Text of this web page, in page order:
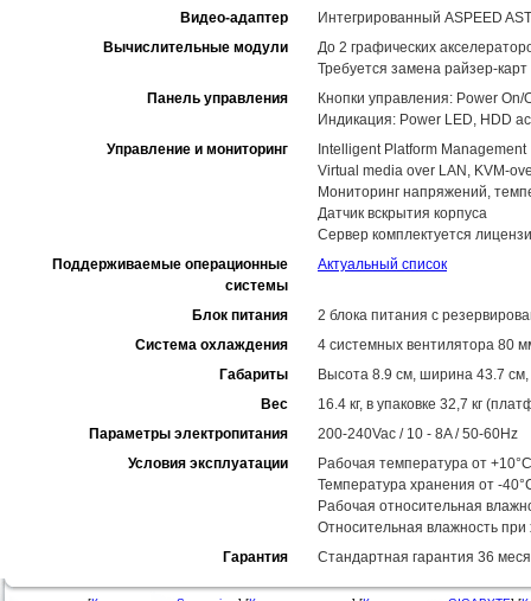
Видео-адаптер
Интегрированный ASPEED
Вычислительные модули
До 2 графических
Требуется замена райзер-
Панель управления
Кнопки управления: Power On/
Индикация: Power LED, HDD
Управление и мониторинг
Intelligent Platform Management
Virtual media over LAN, KVM-
Мониторинг напряжений,
Датчик вскрытия корпуса
Сервер комплектуется
Поддерживаемые операционные
системы
Актуальный список
Блок питания
2 блока питания с
Система охлаждения
4 системных вентилятора 80
Габариты
Высота 8.9 см, ширина 43.7 см,
Вес
16.4 кг, в упаковке 32,7 кг
Параметры электропитания
200-240Vac / 10 - 8A / 50-60Hz
Условия эксплуатации
Рабочая температура от
Температура хранения от -
Рабочая относительная
Относительная влажность
Гарантия
Стандартная гарантия 36